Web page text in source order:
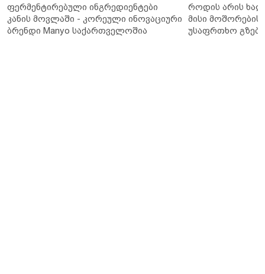
ფერმენტირებული ინგრედიენტები
კანის მოვლაში - კორეული ინოვაციური
ბრენდი Manyo საქართველოშია
როდის არის
მისი მოშორების
უსაფრთხო გზები